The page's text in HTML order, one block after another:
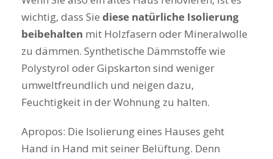
wichtig, dass Sie diese natürliche Isolierung
beibehalten mit Holzfasern oder Mineralwolle
zu dämmen. Synthetische Dämmstoffe wie
Polystyrol oder Gipskarton sind weniger
umweltfreundlich und neigen dazu,
Feuchtigkeit in der Wohnung zu halten.
Apropos: Die Isolierung eines Hauses geht
Hand in Hand mit seiner Belüftung. Denn